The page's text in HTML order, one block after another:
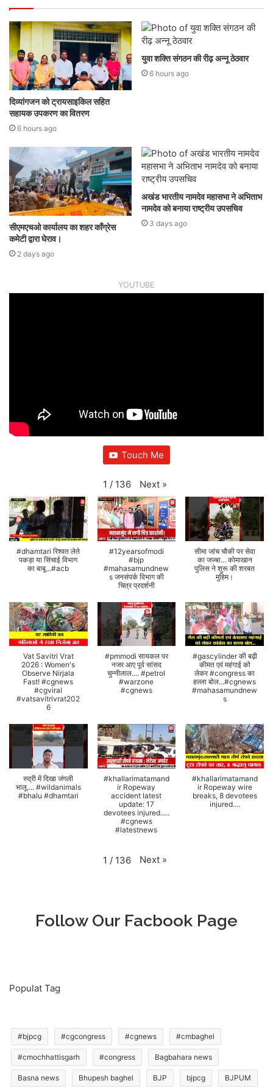
दिव्यांगजन को ट्रायसाइकिल सहित
सहायक उपकरण का वितरण
6 hours ago
युवा शक्ति संगठन की रीढ़ अन्नू ठेठवार
6 hours ago
सीएमएचओ कार्यालय का शहर कॉंग्रेस
कमेटी द्वारा घेराव।
2 days ago
अखंड भारतीय नामदेव महासभा ने अभिताभ
नामदेव को बनाया राष्ट्रीय उपसचिव
3 days ago
YOUTUBE
Touch Me
1 / 136 Next »
#dhamtari रिश्वत लेते
पकड़ा या सिंचाई विभाग
का बाबू...#acb
#12yearsofmodi
#bjp
#mahasamundnew
s जनसंपर्क विभाग की
चित्र प्रदर्शनी
सीमा जांच चौकी पर सेवा
का जज्बा... कोमाखान
पुलिस ने शुरू की शरबत
मुहिम।
Vat Savitri Vrat
2026 : Women's
Observe Nirjala
Fast! #cgnews
#cgviral
#vatsavitrivrat202
6
#pmmodi सायकल पर
नजर आए पूर्व सांसद
चुन्नीलाल.... #petrol
#warzone
#cgnews
#gascylinder की बढ़ी
कीमत एवं महंगाई को
लेकर #congress का
हल्ला बोल...#cgnews
#mahasamundnew
s
रुद्री में दिखा जंगली
भालू.... #wildanimals
#bhalu #dhamtari
#khallarimatamand
ir Ropeway
accident latest
update: 17
devotees injured.....
#cgnews
#latestnews
#khallarimatamand
ir Ropeway wire
breaks, 8 devotees
injured....
1 / 136 Next »
Follow Our Facbook Page
Populat Tag
#bjpcg #cgcongress #cgnews #cmbaghel
#cmochhattisgarh #congress Bagbahara news
Basna news Bhupesh baghel BJP bjpcg BJPUM